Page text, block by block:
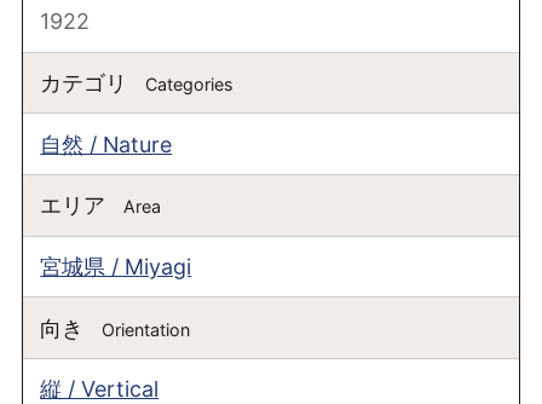
1922
カテゴリ Categories
自然 / Nature
エリア Area
宮城県 / Miyagi
向き Orientation
縦 / Vertical